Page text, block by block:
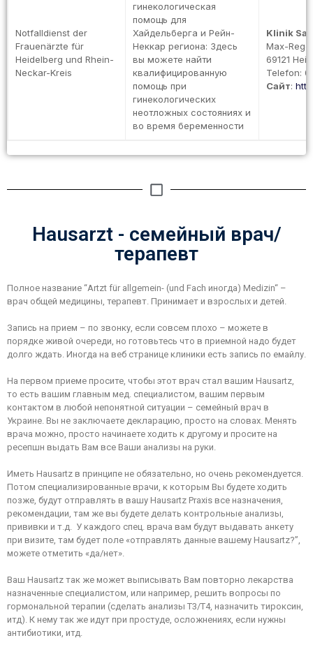
Notfalldienst der
Frauenärzte für
Heidelberg und Rhein-
Neckar-Kreis
гинекологическая
помощь для
Хайдельберга и Рейн-
Неккар региона: Здесь
вы можете найти
квалифицированную
помощь при
гинекологических
неотложных состояниях и
во время беременности
Klinik
Max-
69121
Telefon:
Сайт:
Hausarzt - семейный врач/
терапевт
Полное название “Artzt für allgemein- (und Fach иногда) Medizin“ –
врач общей медицины, терапевт. Принимает и взрослых и детей.
Запись на прием – по звонку, если совсем плохо – можете в
порядке живой очереди, но готовьтесь что в приемной надо будет
долго ждать. Иногда на веб странице клиники есть запись по емайлу.
На первом приеме просите, чтобы этот врач стал вашим Hausartz,
то есть вашим главным мед. специалистом, вашим первым
контактом в любой непонятной ситуации – семейный врач в
Украине. Вы не заключаете декларацию, просто на словах. Менять
врача можно, просто начинаете ходить к другому и просите на
ресепшн выдать Вам все Ваши анализы на руки.
Иметь Hausartz в принципе не обязательно, но очень рекомендуется.
Потом специализированные врачи, к которым Вы будете ходить
позже, будут отправлять в вашу Hausartz Praxis все назначения,
рекомендации, там же вы будете делать контрольные анализы,
прививки и т.д. У каждого спец. врача вам будут выдавать анкету
при визите, там будет поле «отправлять данные вашему Hausartz?”,
можете отметить «да/нет».
Ваш Hausartz так же может выписывать Вам повторно лекарства
назначенные специалистом, или например, решить вопросы по
гормональной терапии (сделать анализы Т3/Т4, назначить тироксин,
итд). К нему так же идут при простуде, осложнениях, если нужны
антибиотики, итд.